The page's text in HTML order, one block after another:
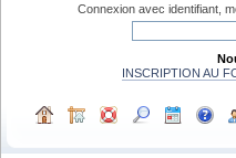
Connexion avec identifiant,
INSCRIPTION AU